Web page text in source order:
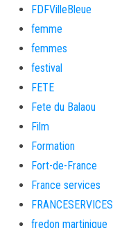
FDFVilleBleue
femme
femmes
festival
FETE
Fete du Balaou
Film
Formation
Fort-de-France
France services
FRANCESERVICES
fredon martinique